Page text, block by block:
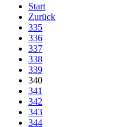
Start
Zurück
335
336
337
338
339
340
341
342
343
344